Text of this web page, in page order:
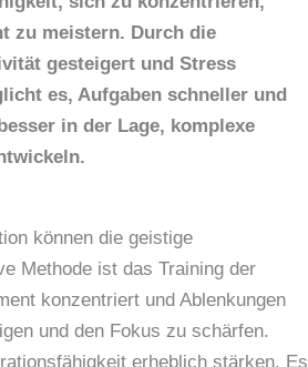
zu meistern. Durch die
gesteigert und Stress
es, Aufgaben schneller und
in der Lage, komplexe
können die geistige
Methode ist das Training der
konzentriert und Ablenkungen
und den Fokus zu schärfen.
erheblich stärken. Es